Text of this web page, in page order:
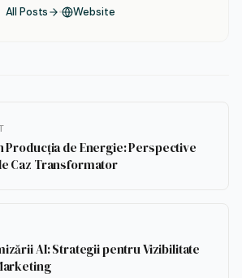
All Posts Website
Producția de Energie: Perspective
Caz Transformator
AI: Strategii pentru Vizibilitate